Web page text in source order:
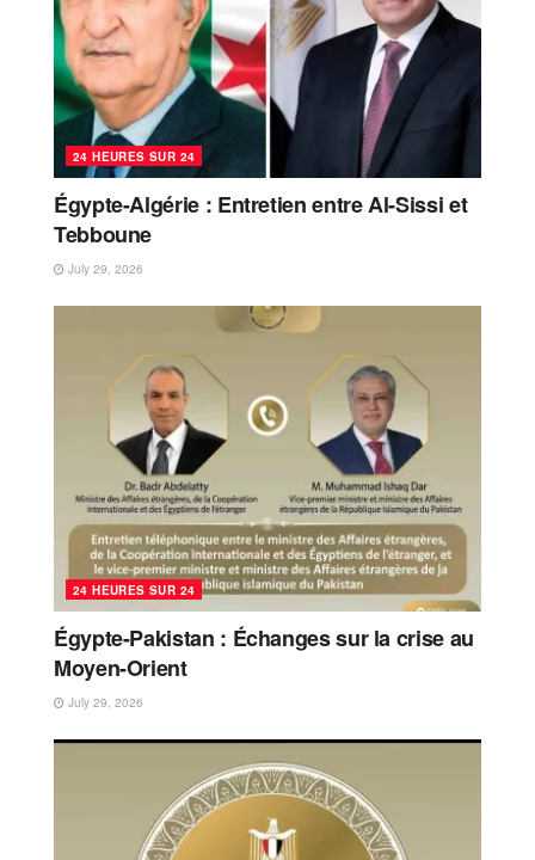
24 HEURES SUR 24
Égypte-Algérie : Entretien entre Al-Sissi et
Tebboune
July 29, 2026
24 HEURES SUR 24
Égypte-Pakistan : Échanges sur la crise au
Moyen-Orient
July 29, 2026